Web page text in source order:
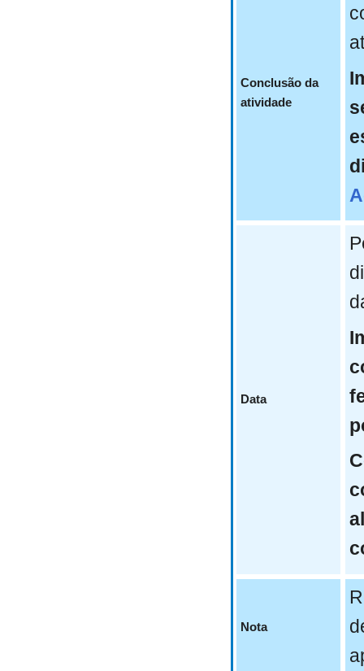
Conclusão da
atividade
Data
Nota